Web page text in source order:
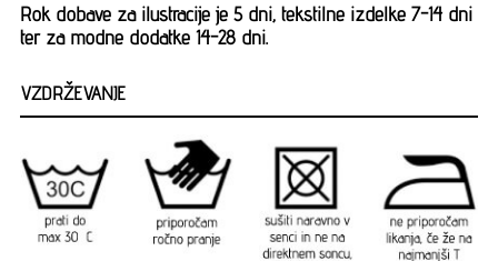
Rok dobave za ilustracije je 5 dni, tekstilne izdelke 7-14 dni
ter za modne dodatke 14-28 dni.
VZDRŽEVANJE